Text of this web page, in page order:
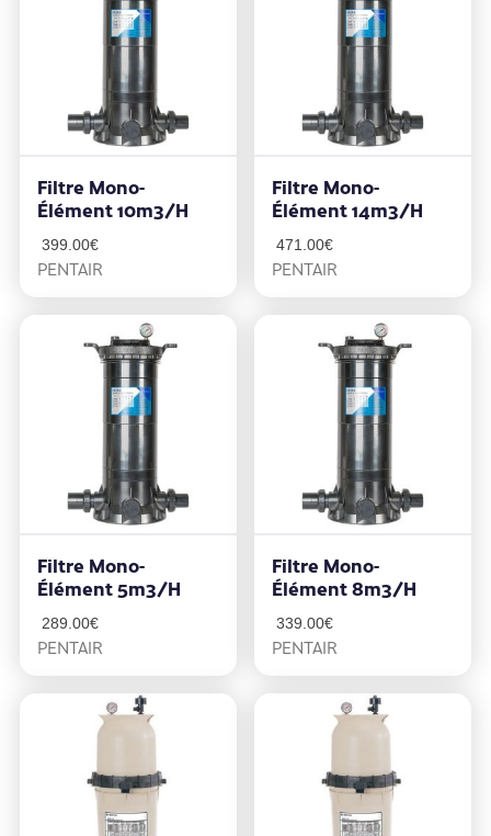
Filtre Mono-
Élément 10m3/h
399.00€
PENTAIR
Filtre Mono-
Élément 14m3/h
471.00€
PENTAIR
Filtre Mono-
Élément 5m3/h
289.00€
PENTAIR
Filtre Mono-
Élément 8m3/h
339.00€
PENTAIR